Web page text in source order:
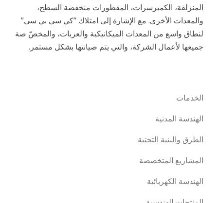
المنزلقة، الكمبرسرات، المقطورات منخفضة السطح،
والمعدات الأخرى. مع الإشارة إلى امتلاك “كي سي بي سي”
لنطاق واسع من المعدات الميكانيكية والعربات، والمخصّ صة
جميعها لأعمال الشركة، والتي يتم صيانتها بشكل مستمر.
الخدمات
الهندسة المدنية
الطرق والبنية التحتية
المشاريع المتخصصة
الهندسة الكهربائية